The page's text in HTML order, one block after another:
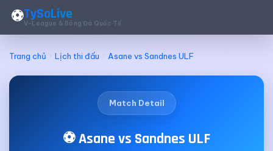
⚽TySoLive
V-League & Bóng Đá Quốc Tế
Trang chủ Lịch thi đấu Asane vs Sandnes ULF
Match Detail
⚽ Asane vs Sandnes ULF